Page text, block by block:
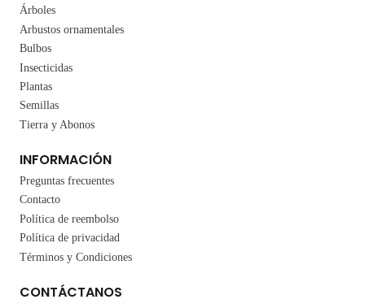
Árboles
Arbustos ornamentales
Bulbos
Insecticidas
Plantas
Semillas
Tierra y Abonos
INFORMACIÓN
Preguntas frecuentes
Contacto
Política de reembolso
Política de privacidad
Términos y Condiciones
CONTÁCTANOS